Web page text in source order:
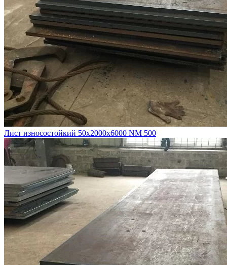
Лист износостойкий 50х2000х6000 NM 500